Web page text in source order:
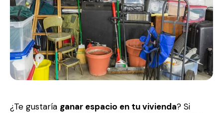
¿Te gustaría ganar espacio en tu vivienda? Si